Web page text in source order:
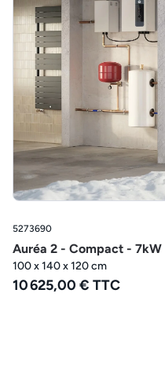
5273690
Auréa 2 - Compact - 7kW
100 x 140 x 120 cm
10 625,00 € TTC